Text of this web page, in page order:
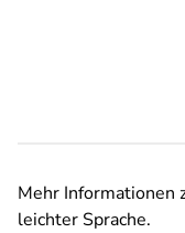
Mehr Informationen
leichter Sprache.